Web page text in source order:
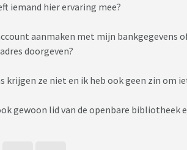
iemand hier ervaring mee?
aanmaken met mijn bankgegevens
doorgeven?
krijgen ze niet en ik heb ook geen zin om
gewoon lid van de openbare bibliotheek